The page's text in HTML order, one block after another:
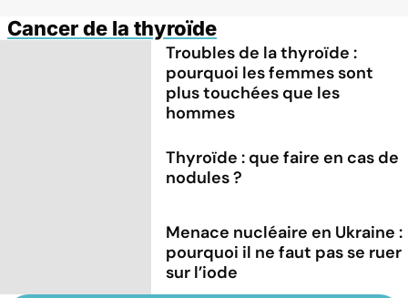
Cancer de la thyroïde
Troubles de la thyroïde :
pourquoi les femmes sont
plus touchées que les
hommes
Thyroïde : que faire en cas de
nodules ?
Menace nucléaire en Ukraine :
pourquoi il ne faut pas se ruer
sur l’iode